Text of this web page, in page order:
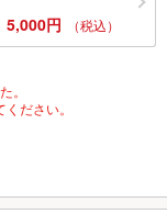
5,000円 （税込）
。
ださい。